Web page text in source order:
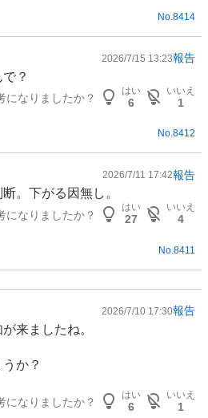
No. 8414
2026/7/15 13:23報告
？
になりましたか？
はい
6
いいえ
1
No.8412
2026/7/11 17:42報告
。下がる因無し。
になりましたか？
はい
27
いいえ
4
No. 8411
2026/7/10 17:30報告
来ましたね。
か？
になりましたか？
はい
6
いいえ
1